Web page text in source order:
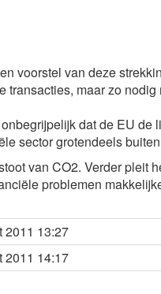
voorstel van deze
maar zo nodig
dat de EU de
sector grotendeels
van CO2. Verder pleit
problemen
2011 13:27
2011 14:17